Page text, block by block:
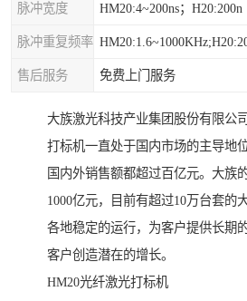
脉冲宽度 HM20:4~200ns；H20:200n
脉冲重复频率
售后服务 免费上门服务
大族激光科技产业集团股份有限公
打标机一直处于国内市场的主导地
国内外销售额都超过百亿元。大族
1000亿元，目前有超过10万台套的
各地稳定的运行，为客户提供长期
客户创造潜在的增长。
HM20光纤激光打标机